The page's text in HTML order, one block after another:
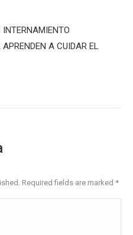
INTERNAMIENTO
A CUIDAR EL
Required fields are marked *